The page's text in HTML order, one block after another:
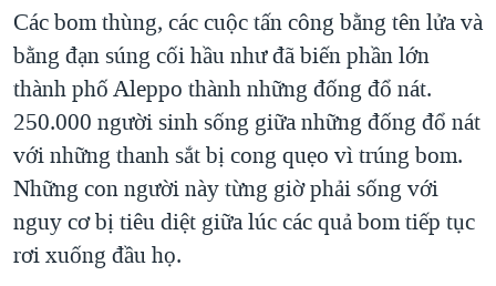
Các bom thùng, các cuộc tấn công bằng tên lửa và
bằng đạn súng cối hầu như đã biến phần lớn
thành phố Aleppo thành những đống đổ nát.
250.000 người sinh sống giữa những đống đổ nát
với những thanh sắt bị cong quẹo vì trúng bom.
Những con người này từng giờ phải sống với
nguy cơ bị tiêu diệt giữa lúc các quả bom tiếp tục
rơi xuống đầu họ.